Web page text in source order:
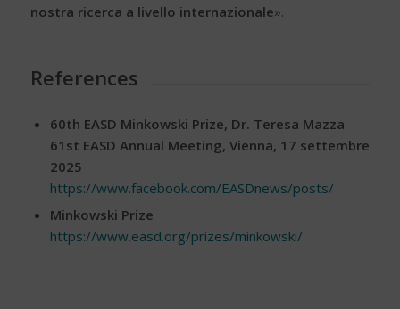
nostra ricerca a livello internazionale».
References
60th EASD Minkowski Prize, Dr. Teresa Mazza
61st EASD Annual Meeting, Vienna, 17 settembre
2025
https://www.facebook.com/EASDnews/posts/
Minkowski Prize
https://www.easd.org/prizes/minkowski/